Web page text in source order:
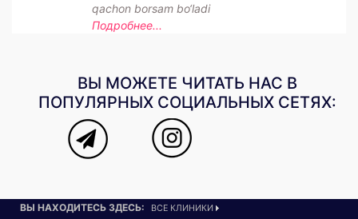
qachon borsam bo‘ladi
Подробнее...
ВЫ МОЖЕТЕ ЧИТАТЬ НАС В
ПОПУЛЯРНЫХ СОЦИАЛЬНЫХ СЕТЯХ:
ВЫ НАХОДИТЕСЬ ЗДЕСЬ:
ВСЕ КЛИНИКИ